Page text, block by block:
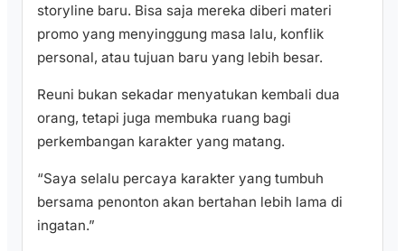
storyline baru. Bisa saja mereka diberi materi
promo yang menyinggung masa lalu, konflik
personal, atau tujuan baru yang lebih besar.
Reuni bukan sekadar menyatukan kembali dua
orang, tetapi juga membuka ruang bagi
perkembangan karakter yang matang.
“Saya selalu percaya karakter yang tumbuh
bersama penonton akan bertahan lebih lama di
ingatan.”